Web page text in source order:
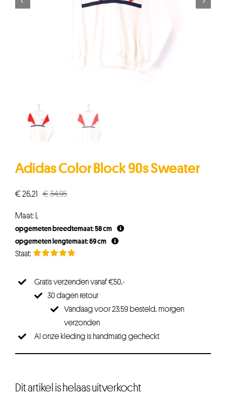
Adidas Color Block 90s Sweater
€34,95Oorspronkelijke
€34,95.
€26,21
Huidige
€26,21.
Maat: L
opgemeten breedtemaat: 58 cm
opgemeten lengtemaat: 69 cm
Gratis verzenden vanaf €50,-
30 dagen retour
Vandaag voor 23:59 besteld, morgen
verzonden
Al onze kleding is handmatig gecheckt
Dit artikel is helaas uitverkocht